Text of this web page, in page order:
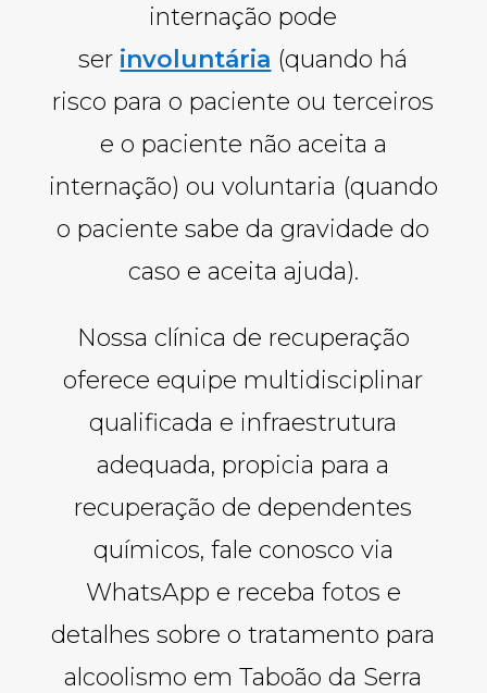
internação pode
ser involuntária (quando há
risco para o paciente ou terceiros
e o paciente não aceita a
internação) ou voluntaria (quando
o paciente sabe da gravidade do
caso e aceita ajuda).
Nossa clínica de recuperação
oferece equipe multidisciplinar
qualificada e infraestrutura
adequada, propicia para a
recuperação de dependentes
químicos, fale conosco via
WhatsApp e receba fotos e
detalhes sobre o tratamento para
alcoolismo em Taboão da Serra